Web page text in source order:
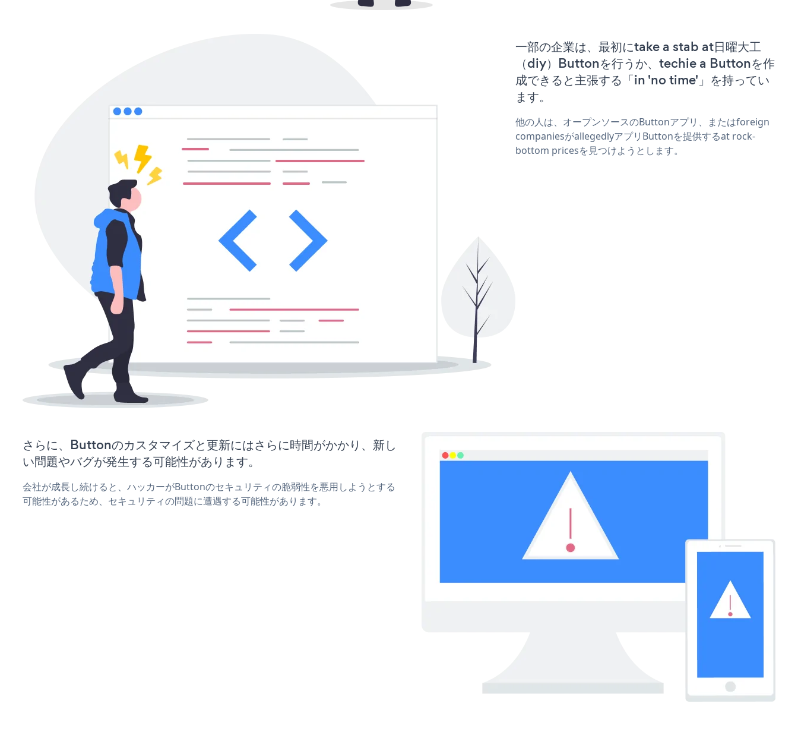
一部の企業は、最初にtake a stab at日曜大工
（diy）Buttonを行うか、techie a Buttonを作
成できると主張する「in 'no time'」を持ってい
ます。
他の人は、オープンソースのButtonアプリ、またはforeign
companiesがallegedlyアプリButtonを提供するat rock-
bottom pricesを見つけようとします。
さらに、Buttonのカスタマイズと更新にはさらに時間がかかり、新し
い問題やバグが発生する可能性があります。
会社が成長し続けると、ハッカーがButtonのセキュリティの脆弱性を悪用しようとする
可能性があるため、セキュリティの問題に遭遇する可能性があります。